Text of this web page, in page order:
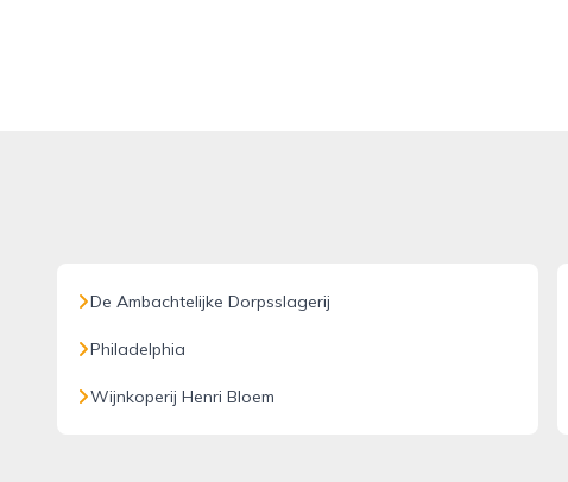
De Ambachtelijke Dorpsslagerij
Philadelphia
Wijnkoperij Henri Bloem